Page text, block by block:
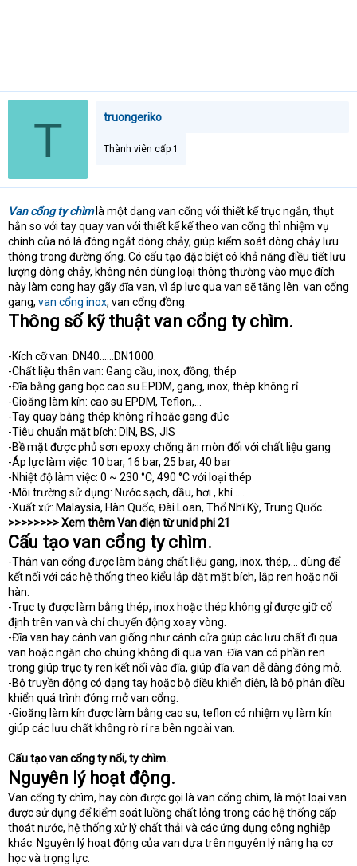
T truongeriko
Thành viên cấp 1
Van cổng ty chìmlà một dạng van cổng với thiết kế trục ngắn, thụt
hẳn so với tay quay van với thiết kế kế theo van cổng thì nhiệm vụ
chính của nó là đóng ngắt dòng chảy, giúp kiểm soát dòng chảy lưu
thông trong đường ống. Có cấu tạo đặc biệt có khả năng điều tiết lưu
lượng dòng chảy, không nên dùng loại thông thường vào mục đích
này làm cong hay gãy đĩa van, vì áp lực qua van sẽ tăng lên. van cổng
gang, van cổng inox, van cổng đồng.
Thông số kỹ thuật van cổng ty chìm.
-Kích cỡ van: DN40……DN1000.
-Chất liệu thân van: Gang cầu, inox, đồng, thép
-Đĩa bằng gang bọc cao su EPDM, gang, inox, thép không rỉ
-Gioăng làm kín: cao su EPDM, Teflon,…
-Tay quay bằng thép không rỉ hoặc gang đúc
-Tiêu chuẩn mặt bích: DIN, BS, JIS
-Bề mặt được phủ sơn epoxy chống ăn mòn đối với chất liệu gang
-Áp lực làm việc: 10 bar, 16 bar, 25 bar, 40 bar
-Nhiệt độ làm việc: 0 ~ 230 °C, 490 °C với loại thép
-Môi trường sử dụng: Nước sạch, dầu, hơi , khí ….
-Xuất xứ: Malaysia, Hàn Quốc, Đài Loan, Thổ Nhĩ Kỳ, Trung Quốc..
>>>>>>>> Xem thêm Van điện từ unid phi 21
Cấu tạo van cổng ty chìm.
-Thân van cổng được làm bằng chất liệu gang, inox, thép,… dùng để
kết nối với các hệ thống theo kiểu lắp dặt mặt bích, lắp ren hoặc nối
hàn.
-Trục ty được làm bằng thép, inox hoặc thép không gỉ được giữ cố
định trên van và chỉ chuyển động xoay vòng.
-Đĩa van hay cánh van giống như cánh cửa giúp các lưu chất đi qua
van hoặc ngăn cho chúng không đi qua van. Đĩa van có phần ren
trong giúp trục ty ren kết nối vào đĩa, giúp đĩa van dễ dàng đóng mở.
-Bộ truyền động có dạng tay hoặc bộ điều khiển điện, là bộ phận điều
khiển quá trình đóng mở van cổng.
-Gioăng làm kín được làm bằng cao su, teflon có nhiệm vụ làm kín
giúp các lưu chất không rò rỉ ra bên ngoài van.
Cấu tạo van cổng ty nổi, ty chìm.
Nguyên lý hoạt động.
Van cổng ty chìm, hay còn được gọi là van cổng chìm, là một loại van
được sử dụng để kiểm soát luồng chất lỏng trong các hệ thống cấp
thoát nước, hệ thống xử lý chất thải và các ứng dụng công nghiệp
khác. Nguyên lý hoạt động của van dựa trên nguyên lý nâng hạ cơ
học và trọng lực.